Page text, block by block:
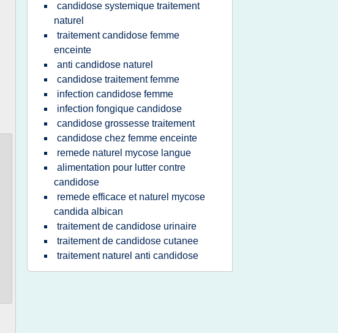
candidose systemique traitement
naturel
traitement candidose femme
enceinte
anti candidose naturel
candidose traitement femme
infection candidose femme
infection fongique candidose
candidose grossesse traitement
candidose chez femme enceinte
remede naturel mycose langue
alimentation pour lutter contre
candidose
remede efficace et naturel mycose
candida albican
traitement de candidose urinaire
traitement de candidose cutanee
traitement naturel anti candidose